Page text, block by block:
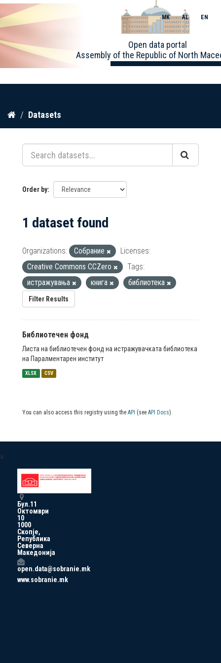
Skip
content
Open data portal
Assembly of the Republic of North
MK AL EN
Datasets
Order by
1 dataset found
Organizations: Собрание
Licenses:
Creative Commons CCZero
Tags:
истражувања
книга библиотека
Filter Results
Библиотечен фонд
Листа на библиотечен фонд на истражувачката библиотека
на Паралментарен институт
XLSX CSV
You can also access this registry using the API (see API Docs).
a
Бул.11
Октомври
10
1000
Скопје,
Република
Северна
Македонија
open.data@sobranie.mk
www.sobranie.mk